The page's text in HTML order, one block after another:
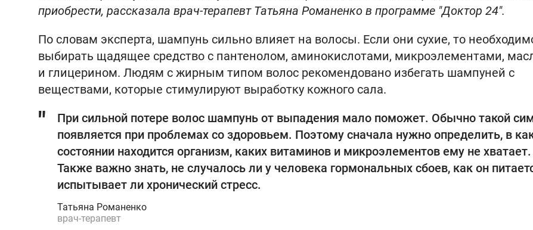
приобрести, рассказала врач-терапевт Татьяна Романенко в программе "Доктор 24".
По словам эксперта, шампунь сильно влияет на волосы. Если они сухие, то
выбирать щадящее средство с пантенолом, аминокислотами, микроэлементами,
и глицерином. Людям с жирным типом волос рекомендовано избегать шампуней с
веществами, которые стимулируют выработку кожного сала.
При сильной потере волос шампунь от выпадения мало поможет. Обычно такой
появляется при проблемах со здоровьем. Поэтому сначала нужно определить, в
состоянии находится организм, каких витаминов и микроэлементов ему не хватает.
Также важно знать, не случалось ли у человека гормональных сбоев, как он
испытывает ли хронический стресс.
Татьяна Романенко
врач-терапевт